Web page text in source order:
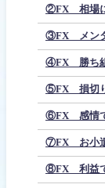
②FX 相場
③FX メンタ
④FX 勝ち組
⑤FX 損切り
⑥FX 感情で
⑦FX お小遣
⑧FX 利益で